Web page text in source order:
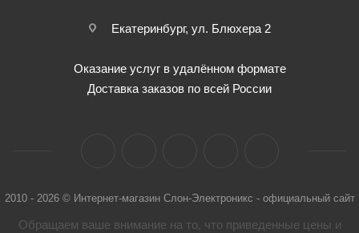
Екатеринбург, ул. Блюхера 2
Оказание услуг в удалённом формате
Доставка заказов по всей России
2010 - 2026 © Интернет-магазин Слон-Электроникс - официальный сайт
Обращаем ваше внимание на то, что приведенные цены и